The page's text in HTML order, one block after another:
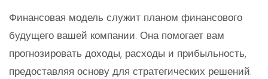
Финансовая модель служит планом финансового
будущего вашей компании. Она помогает вам
прогнозировать доходы, расходы и прибыльность,
предоставляя основу для стратегических решений.